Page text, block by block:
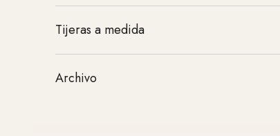
Tijeras a medida
Archivo